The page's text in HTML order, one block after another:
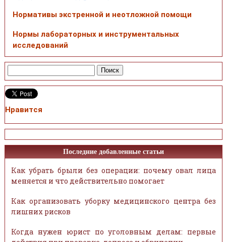
Нормативы экстренной и неотложной помощи
Нормы лабораторных и инструментальных
исследований
Нравится
Последние добавленные статьи
Как убрать брыли без операции: почему овал лица
меняется и что действительно помогает
Как организовать уборку медицинского центра без
лишних рисков
Когда нужен юрист по уголовным делам: первые